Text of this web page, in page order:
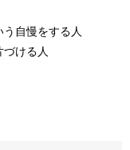
自慢をする人
ける人